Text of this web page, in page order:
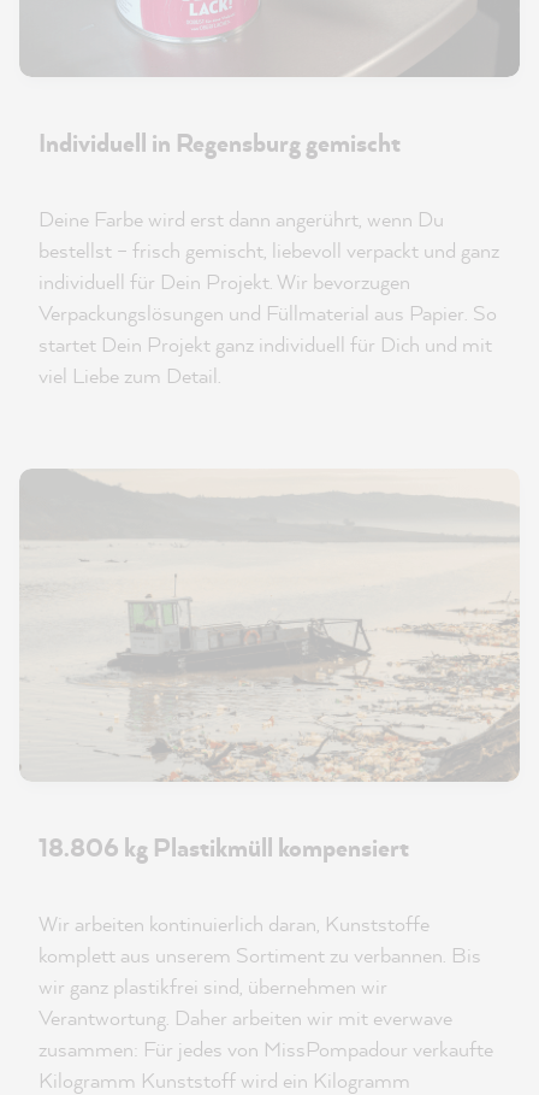
Individuell in Regensburg gemischt
Deine Farbe wird erst dann angerührt, wenn Du
bestellst – frisch gemischt, liebevoll verpackt und ganz
individuell für Dein Projekt. Wir bevorzugen
Verpackungslösungen und Füllmaterial aus Papier. So
startet Dein Projekt ganz individuell für Dich und mit
viel Liebe zum Detail.
18.806 kg Plastikmüll kompensiert
Wir arbeiten kontinuierlich daran, Kunststoffe
komplett aus unserem Sortiment zu verbannen. Bis
wir ganz plastikfrei sind, übernehmen wir
Verantwortung. Daher arbeiten wir mit everwave
zusammen: Für jedes von MissPompadour verkaufte
Kilogramm Kunststoff wird ein Kilogramm